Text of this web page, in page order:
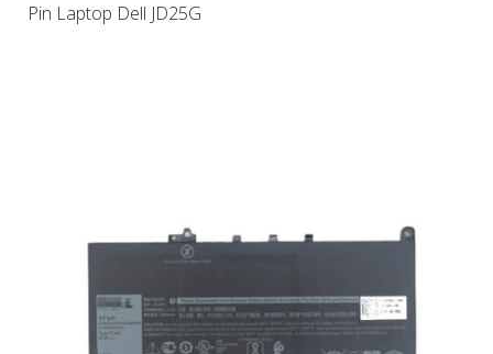
Pin Laptop Dell JD25G